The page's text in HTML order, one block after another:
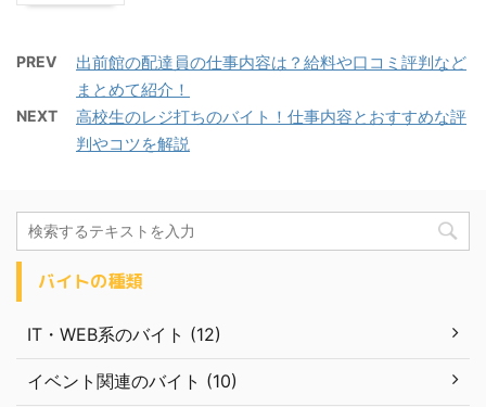
PREV
出前館の配達員の仕事内容は？給料や口コミ評判など
まとめて紹介！
NEXT
高校生のレジ打ちのバイト！仕事内容とおすすめな評
判やコツを解説
バイトの種類
IT・WEB系のバイト (12)
イベント関連のバイト (10)